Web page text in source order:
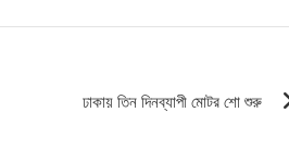
ঢাকায় তিন দিনব্যাপী মোটর শো শুরু